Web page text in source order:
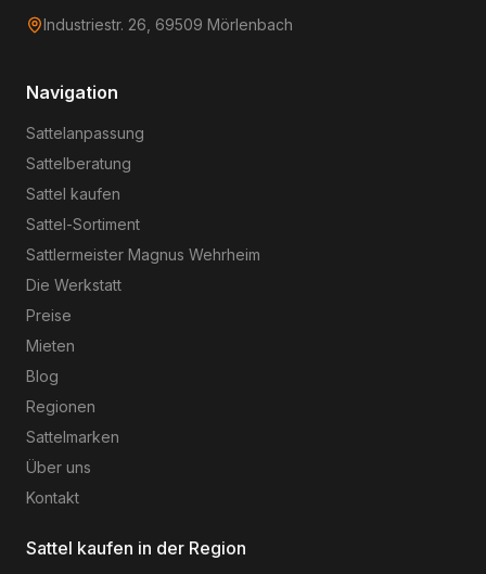
Industriestr. 26, 69509 Mörlenbach
Navigation
Sattelanpassung
Sattelberatung
Sattel kaufen
Sattel-Sortiment
Sattlermeister Magnus Wehrheim
Die Werkstatt
Preise
Mieten
Blog
Regionen
Sattelmarken
Über uns
Kontakt
Sattel kaufen in der Region